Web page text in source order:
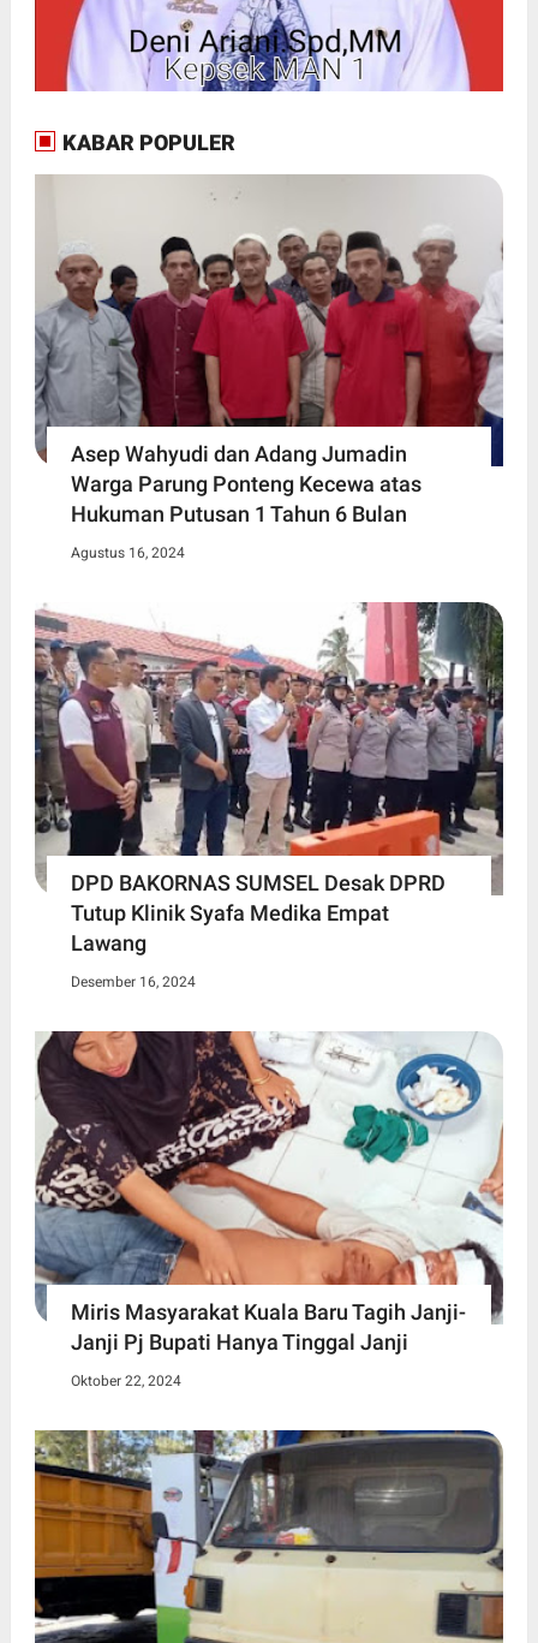
KABAR POPULER
Asep Wahyudi dan Adang Jumadin
Warga Parung Ponteng Kecewa atas
Hukuman Putusan 1 Tahun 6 Bulan
Agustus 16, 2024
DPD BAKORNAS SUMSEL Desak DPRD
Tutup Klinik Syafa Medika Empat
Lawang
Desember 16, 2024
Miris Masyarakat Kuala Baru Tagih Janji-
Janji Pj Bupati Hanya Tinggal Janji
Oktober 22, 2024